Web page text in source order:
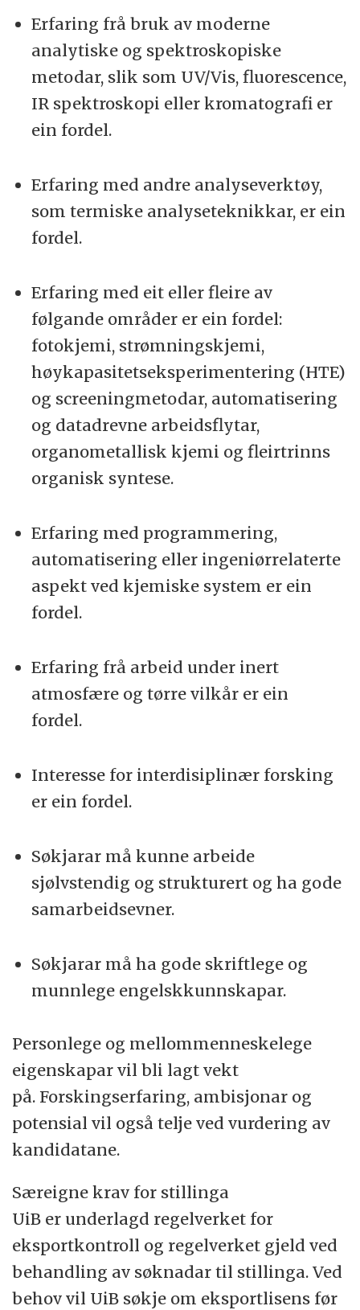
Erfaring frå bruk av moderne
analytiske og spektroskopiske
metodar, slik som UV/Vis, fluorescence,
IR spektroskopi eller kromatografi er
ein fordel.
Erfaring med andre analyseverktøy,
som termiske analyseteknikkar, er ein
fordel.
Erfaring med eit eller fleire av
følgande områder er ein fordel:
fotokjemi, strømningskjemi,
høykapasitetseksperimentering (HTE)
og screeningmetodar, automatisering
og datadrevne arbeidsflytar,
organometallisk kjemi og fleirtrinns
organisk syntese.
Erfaring med programmering,
automatisering eller ingeniørrelaterte
aspekt ved kjemiske system er ein
fordel.
Erfaring frå arbeid under inert
atmosfære og tørre vilkår er ein
fordel.
Interesse for interdisiplinær forsking
er ein fordel.
Søkjarar må kunne arbeide
sjølvstendig og strukturert og ha gode
samarbeidsevner.
Søkjarar må ha gode skriftlege og
munnlege engelskkunnskapar.
Personlege og mellommenneskelege
eigenskapar vil bli lagt vekt
på. Forskingserfaring, ambisjonar og
potensial vil også telje ved vurdering av
kandidatane.
Særeigne krav for stillinga
UiB er underlagd regelverket for
eksportkontroll og regelverket gjeld ved
behandling av søknadar til stillinga. Ved
behov vil UiB søkje om eksportlisens før